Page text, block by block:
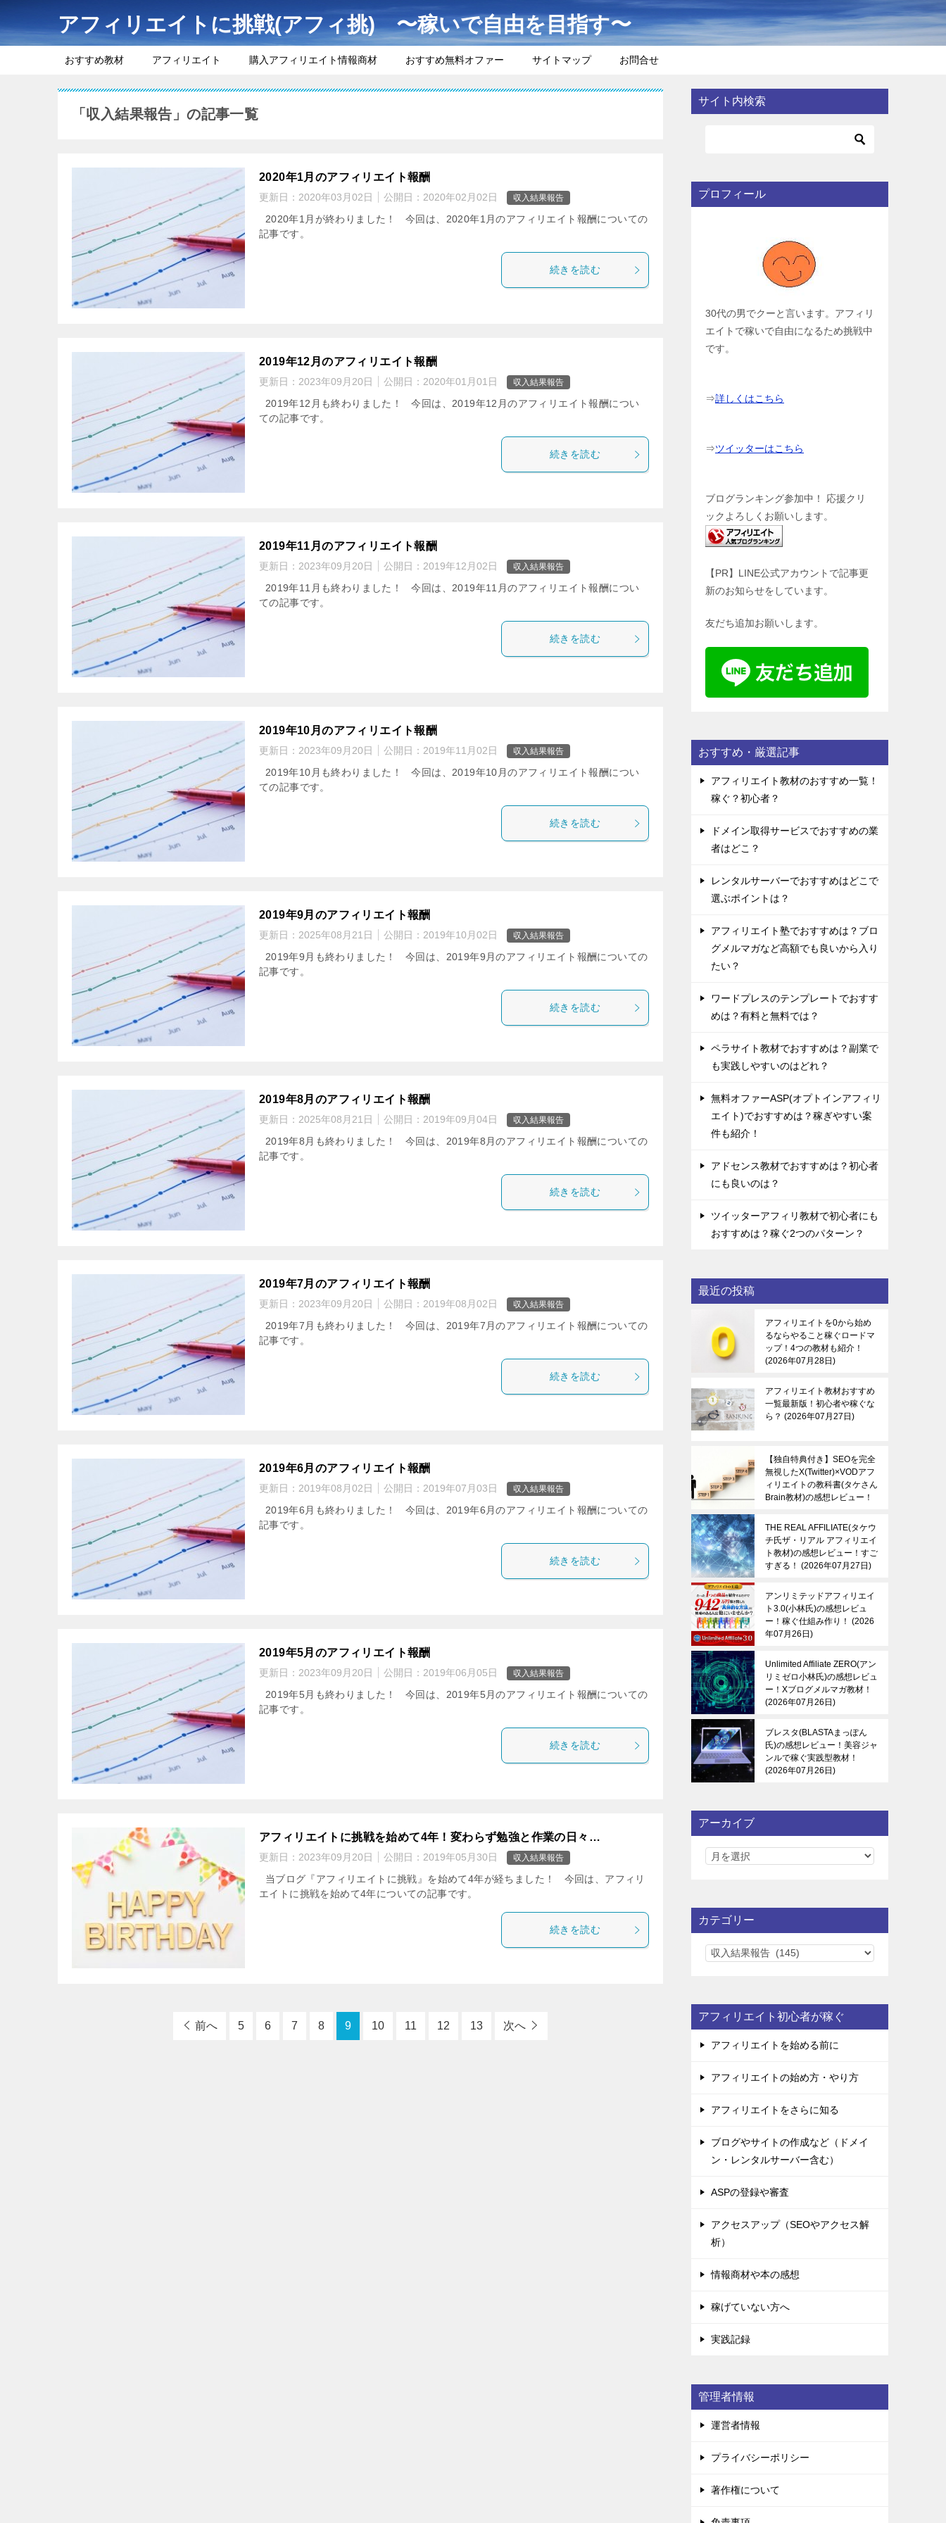
アフィリエイトに挑戦(アフィ挑) 〜稼いで自由を目指す〜
おすすめ教材 アフィリエイト 購入アフィリエイト情報商材 おすすめ無料オファー サイトマップ お問合せ
「収入結果報告」の記事一覧
2020年1月のアフィリエイト報酬
更新日： 2020年03月02日 公開日： 2020年02月02日 収入結果報告
2020年1月が終わりました！ 今回は、2020年1月のアフィリエイト報酬についての
記事です。
続きを読む
2019年12月のアフィリエイト報酬
更新日： 2023年09月20日 公開日： 2020年01月01日 収入結果報告
2019年12月も終わりました！ 今回は、2019年12月のアフィリエイト報酬につい
ての記事です。
続きを読む
2019年11月のアフィリエイト報酬
更新日： 2023年09月20日 公開日： 2019年12月02日 収入結果報告
2019年11月も終わりました！ 今回は、2019年11月のアフィリエイト報酬につい
ての記事です。
続きを読む
2019年10月のアフィリエイト報酬
更新日： 2023年09月20日 公開日： 2019年11月02日 収入結果報告
2019年10月も終わりました！ 今回は、2019年10月のアフィリエイト報酬につい
ての記事です。
続きを読む
2019年9月のアフィリエイト報酬
更新日： 2025年08月21日 公開日： 2019年10月02日 収入結果報告
2019年9月も終わりました！ 今回は、2019年9月のアフィリエイト報酬についての
記事です。
続きを読む
2019年8月のアフィリエイト報酬
更新日： 2025年08月21日 公開日： 2019年09月04日 収入結果報告
2019年8月も終わりました！ 今回は、2019年8月のアフィリエイト報酬についての
記事です。
続きを読む
2019年7月のアフィリエイト報酬
更新日： 2023年09月20日 公開日： 2019年08月02日 収入結果報告
2019年7月も終わりました！ 今回は、2019年7月のアフィリエイト報酬についての
記事です。
続きを読む
2019年6月のアフィリエイト報酬
更新日： 2019年08月02日 公開日： 2019年07月03日 収入結果報告
2019年6月も終わりました！ 今回は、2019年6月のアフィリエイト報酬についての
記事です。
続きを読む
2019年5月のアフィリエイト報酬
更新日： 2023年09月20日 公開日： 2019年06月05日 収入結果報告
2019年5月も終わりました！ 今回は、2019年5月のアフィリエイト報酬についての
記事です。
続きを読む
アフィリエイトに挑戦を始めて4年！変わらず勉強と作業の日々…
更新日： 2023年09月20日 公開日： 2019年05月30日 収入結果報告
当ブログ『アフィリエイトに挑戦』を始めて4年が経ちました！ 今回は、アフィリ
エイトに挑戦を始めて4年についての記事です。
続きを読む
前へ 5 6 7 8 9 10 11 12 13 次へ
サイト内検索
プロフィール
30代の男でクーと言います。アフィリ
エイトで稼いで自由になるため挑戦中
です。
⇒詳しくはこちら
⇒ツイッターはこちら
ブログランキング参加中！ 応援クリ
ックよろしくお願いします。
【PR】LINE公式アカウントで記事更
新のお知らせをしています。
友だち追加お願いします。
おすすめ・厳選記事
アフィリエイト教材のおすすめ一覧！
稼ぐ？初心者？
ドメイン取得サービスでおすすめの業
者はどこ？
レンタルサーバーでおすすめはどこで
選ぶポイントは？
アフィリエイト塾でおすすめは？ブロ
グメルマガなど高額でも良いから入り
たい？
ワードプレスのテンプレートでおすす
めは？有料と無料では？
ペラサイト教材でおすすめは？副業で
も実践しやすいのはどれ？
無料オファーASP(オプトインアフィリ
エイト)でおすすめは？稼ぎやすい案
件も紹介！
アドセンス教材でおすすめは？初心者
にも良いのは？
ツイッターアフィリ教材で初心者にも
おすすめは？稼ぐ2つのパターン？
最近の投稿
アフィリエイトを0から始め
るならやること稼ぐロードマ
ップ！4つの教材も紹介！
2026年07月28日
アフィリエイト教材おすすめ
一覧最新版！初心者や稼ぐな
ら？
2026年07月27日
【独自特典付き】SEOを完全
無視したX(Twitter)×VODアフ
ィリエイトの教科書(タケさん
Brain教材)の感想レビュー！
月27日
THE REAL AFFILIATE(タケウ
チ氏ザ・リアル アフィリエイ
ト教材)の感想レビュー！すご
すぎる！
2026年07月27日
アンリミテッドアフィリエイ
ト3.0(小林氏)の感想レビュ
ー！稼ぐ仕組み作り！
2026
年07月26日
Unlimited Affiliate ZERO(アン
リミゼロ小林氏)の感想レビュ
ー！Xブログメルマガ教材！
2026年07月26日
ブレスタ(BLASTAまっぽん
氏)の感想レビュー！美容ジャ
ンルで稼ぐ実践型教材！
2026年07月26日
アーカイブ
カテゴリー
カ
リ
ー
アフィリエイト初心者が稼ぐ
アフィリエイトを始める前に
アフィリエイトの始め方・やり方
アフィリエイトをさらに知る
ブログやサイトの作成など（ドメイ
ン・レンタルサーバー含む）
ASPの登録や審査
アクセスアップ（SEOやアクセス解
析）
情報商材や本の感想
稼げていない方へ
実践記録
管理者情報
運営者情報
プライバシーポリシー
著作権について